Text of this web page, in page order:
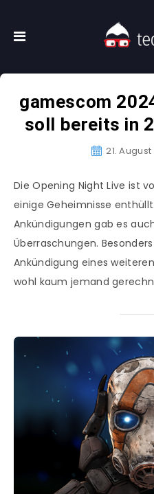
gamescom
soll bereits in
21.
Die Opening Night Live ist
einige Geheimnisse
Ankündigungen gab es
Überraschungen.
Ankündigung eines
wohl kaum jemand